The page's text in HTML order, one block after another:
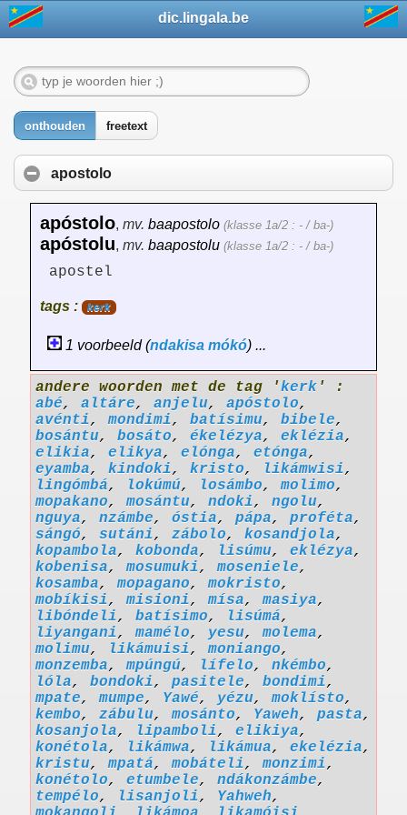
dic.lingala.be
onthouden freetext
apostolo
apóstolo, mv. baapostolo (klasse 1a/2 : - / ba-)
apóstolu, mv. baapostolu (klasse 1a/2 : - / ba-)
apostel
tags : kerk
1 voorbeeld (ndakisa mókó) ...
andere woorden met de tag 'kerk ' :
abé, altáre, anjelu, apóstolo,
avénti,mondimi, batísimu, bibele,
bosántu, bosáto, ékelézya, eklézia,
elikia, elikya, elónga, etónga,
eyamba, kindoki, kristo, likámwisi,
lingómbá, lokúmú, losámbo,molimo,
mopakano,mosántu, ndoki, ngolu,
nguya, nzámbe, óstia, pápa, proféta,
sángó, sutáni, zábolo, kosandjola,
kopambola, kobonda, lisúmu, eklézya,
kobenisa,mosumuki,moseniele,
kosamba,mopagano,mokristo,
mobíkisi,misioni,mísa,masiya,
libóndeli, batísimo, lisúmá,
liyangani,mamélo, yesu,molema,
molimu, likámuisi,moniango,
monzemba,mpúngú, lífelo, nkémbo,
lóla, bondoki, pasitele, bondimi,
mpate,mumpe, Yawé, yézu,moklísto,
kembo, zábulu,mosánto, Yaweh, pasta,
kosanjola, lipamboli, elikiya,
konétola, likámwa, likámua, ekelézia,
kristu,mpatá,mobáteli,monzimi,
konétolo, etumbele, ndákonzámbe,
tempélo, lisanjoli, Yahweh,